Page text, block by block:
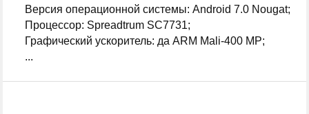
Версия операционной системы: Android 7.0 Nougat;
Процессор: Spreadtrum SC7731;
Графический ускоритель: да ARM Mali-400 MP;
...